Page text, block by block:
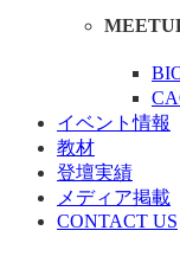
イベント情報
教材
登壇実績
メディア掲載
CONTACT US